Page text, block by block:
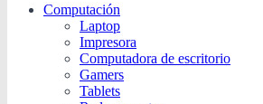
Computación
Laptop
Impresora
Computadora de escritorio
Gamers
Tablets